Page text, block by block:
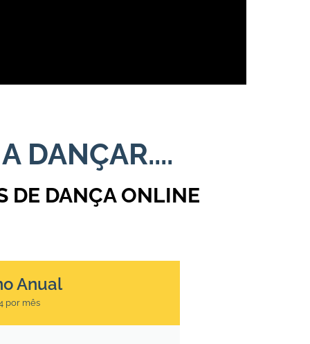
DANÇAR....
DE DANÇA ONLINE
Anual
por mês